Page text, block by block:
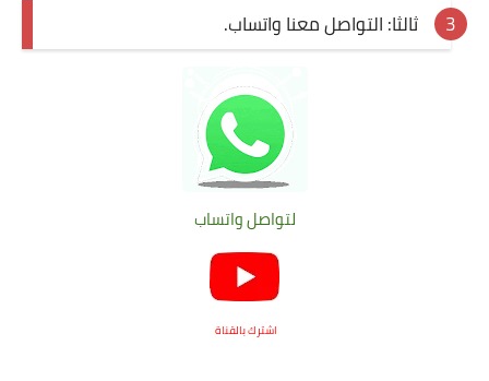
ثالثا: التواصل معنا واتساب.
لتواصل واتساب
اشترك بالقناة